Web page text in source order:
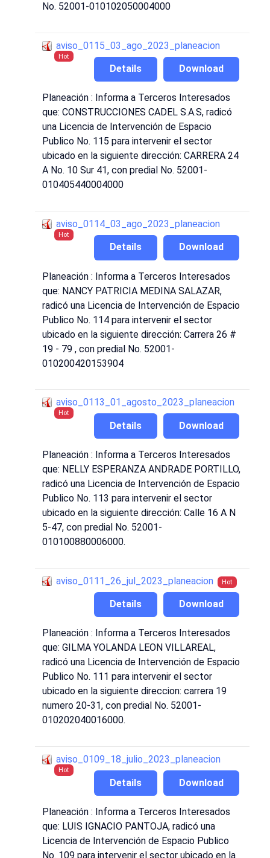
No. 52001-010102050004000
aviso_0115_03_ago_2023_planeacion
Hot
Download
Details
Planeación : Informa a Terceros Interesados
que: CONSTRUCCIONES CADEL S.A.S, radicó
una Licencia de Intervención de Espacio
Publico No. 115 para intervenir el sector
ubicado en la siguiente dirección: CARRERA 24
A No. 10 Sur 41, con predial No. 52001-
010405440004000
aviso_0114_03_ago_2023_planeacion
Hot
Download
Details
Planeación : Informa a Terceros Interesados
que: NANCY PATRICIA MEDINA SALAZAR,
radicó una Licencia de Intervención de Espacio
Publico No. 114 para intervenir el sector
ubicado en la siguiente dirección: Carrera 26 #
19 - 79 , con predial No. 52001-
010200420153904
aviso_0113_01_agosto_2023_planeacion
Hot
Download
Details
Planeación : Informa a Terceros Interesados
que: NELLY ESPERANZA ANDRADE PORTILLO,
radicó una Licencia de Intervención de Espacio
Publico No. 113 para intervenir el sector
ubicado en la siguiente dirección: Calle 16 A N
5-47, con predial No. 52001-
010100880006000.
aviso_0111_26_jul_2023_planeacion Hot
Download
Details
Planeación : Informa a Terceros Interesados
que: GILMA YOLANDA LEON VILLAREAL,
radicó una Licencia de Intervención de Espacio
Publico No. 111 para intervenir el sector
ubicado en la siguiente direccion: carrera 19
numero 20-31, con predial No. 52001-
010202040016000.
aviso_0109_18_julio_2023_planeacion
Hot
Download
Details
Planeación : Informa a Terceros Interesados
que: LUIS IGNACIO PANTOJA, radicó una
Licencia de Intervención de Espacio Publico
No. 109 para intervenir el sector ubicado en la